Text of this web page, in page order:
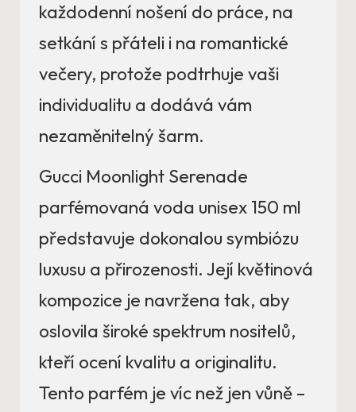
každodenní nošení do práce, na
setkání s přáteli i na romantické
večery, protože podtrhuje vaši
individualitu a dodává vám
nezaměnitelný šarm.
Gucci Moonlight Serenade
parfémovaná voda unisex 150 ml
představuje dokonalou symbiózu
luxusu a přirozenosti. Její květinová
kompozice je navržena tak, aby
oslovila široké spektrum nositelů,
kteří ocení kvalitu a originalitu.
Tento parfém je víc než jen vůně –